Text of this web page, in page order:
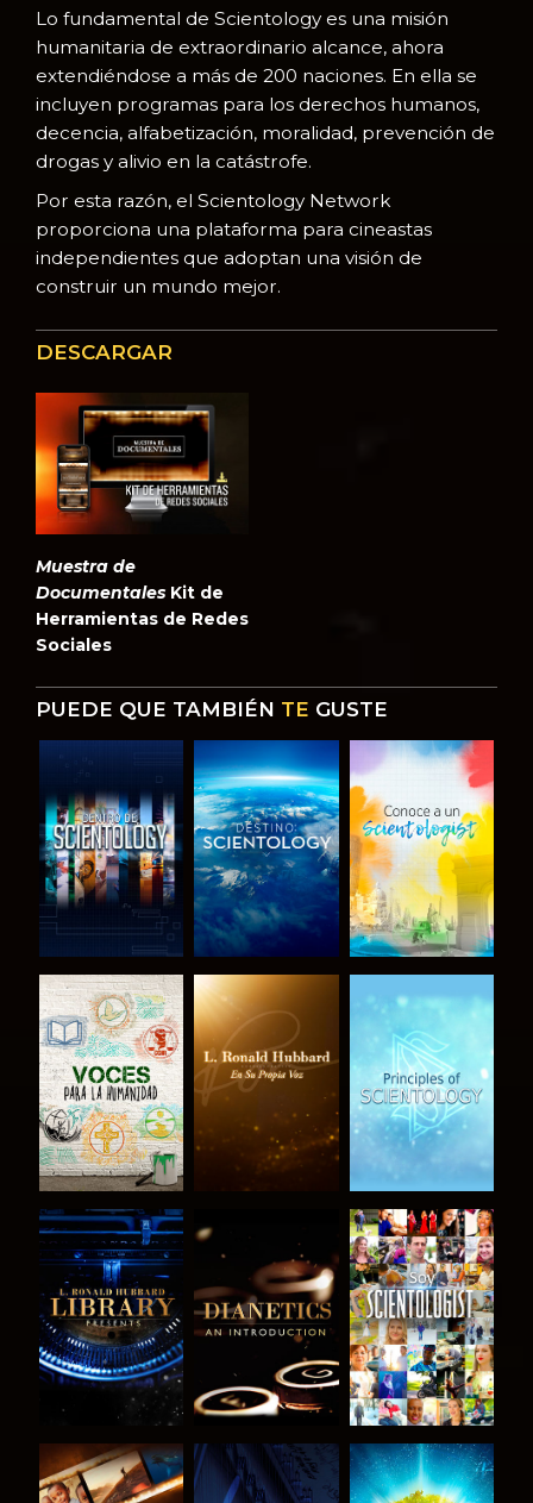
Lo fundamental de Scientology es una misión
humanitaria de extraordinario alcance, ahora
extendiéndose a más de 200 naciones. En ella se
incluyen programas para los derechos humanos,
decencia, alfabetización, moralidad, prevención de
drogas y alivio en la catástrofe.
Por esta razón, el Scientology Network
proporciona una plataforma para cineastas
independientes que adoptan una visión de
construir un mundo mejor.
DESCARGAR
Muestra de
Documentales Kit de
Herramientas de Redes
Sociales
PUEDE QUE TAMBIÉN TE GUSTE
EXPLORA LAS
SERIES
EXPLORA LAS
SERIES
EXPLORA LAS
SERIES
EXPLORA LAS
SERIES
EXPLORA LAS
SERIES
VE